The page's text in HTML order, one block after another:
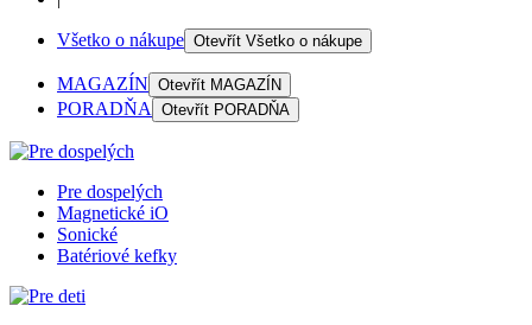
Všetko o nákupe Otevřít Všetko o nákupe
MAGAZÍN Otevřít MAGAZÍN
PORADŇA Otevřít PORADŇA
Pre dospelých
Magnetické iO
Sonické
Batériové kefky